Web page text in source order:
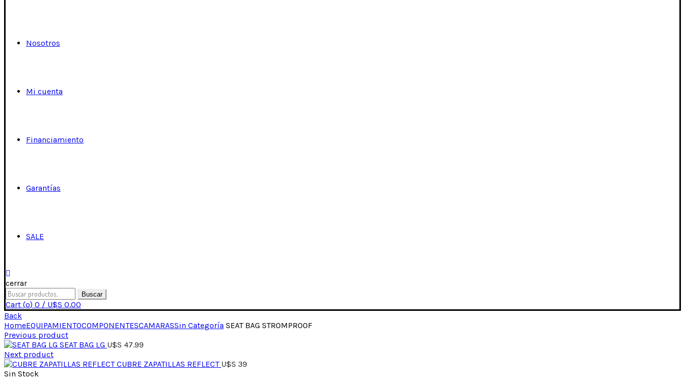
Nosotros
Mi cuenta
Financiamiento
Garantías
SALE
cerrar
Buscar
Cart (o) 0 / U$S 0.00
Back
HomeEQUIPAMIENTOCOMPONENTESCAMARASSin Categoría SEAT BAG STROMPROOF
Previous product
SEAT BAG LG U$S 47.99
Next product
CUBRE ZAPATILLAS REFLECT U$S 39
Sin Stock